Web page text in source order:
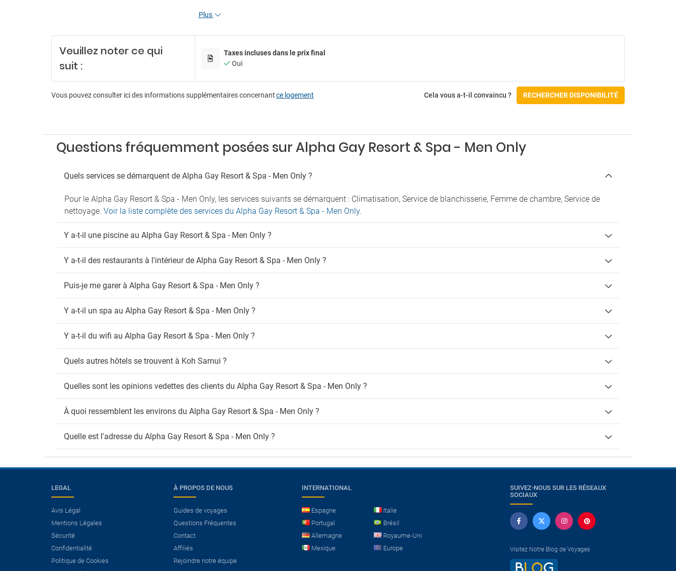
Discothèque / DJ
Karaoké
Parking
Fumeurs
Wi-Fi gratuit
Micro-onde
Salon de coiffure / Institut de beauté
Terrasse
Toilettes publiques
Bar
Bar de la piscine
Snack-bar
Plus
Veuillez noter ce qui
suit :
Taxes incluses dans le prix final
Oui
Vous pouvez consulter ici des informations supplémentaires concernantce logement Cela vous a-t-il convaincu ? RECHERCHER DISPONIBILITÉ
Questions fréquemment posées sur Alpha Gay Resort & Spa - Men Only
Quels services se démarquent de Alpha Gay Resort & Spa - Men Only ?
Pour le Alpha Gay Resort & Spa - Men Only, les services suivants se démarquent : Climatisation, Service de blanchisserie, Femme de chambre, Service de
nettoyage. Voir la liste complète des services du Alpha Gay Resort & Spa - Men Only.
Y a-t-il une piscine au Alpha Gay Resort & Spa - Men Only ?
Y a-t-il des restaurants à l'intérieur de Alpha Gay Resort & Spa - Men Only ?
Puis-je me garer à Alpha Gay Resort & Spa - Men Only ?
Y a-t-il un spa au Alpha Gay Resort & Spa - Men Only ?
Y a-t-il du wifi au Alpha Gay Resort & Spa - Men Only ?
Quels autres hôtels se trouvent à Koh Samui ?
Quelles sont les opinions vedettes des clients du Alpha Gay Resort & Spa - Men Only ?
À quoi ressemblent les environs du Alpha Gay Resort & Spa - Men Only ?
Quelle est l'adresse du Alpha Gay Resort & Spa - Men Only ?
Avez-vous besoin d’un
vol?
Voir les offres Vol+Hôtel.
LEGAL
Avis Légal
Mentions Légales
Sécurité
Confidentialité
Politique de Cookies
À PROPOS DE NOUS
Guides de voyages
Questions Fréquentes
Contact
Affiliés
Rejoindre notre équipe
INTERNATIONAL
Espagne
Italie
Portugal
Brésil
Allemagne
Royaume-Uni
Mexique
Europe
SUIVEZ-NOUS SUR LES RÉSEAUX
SOCIAUX
Visitez Notre Blog de Voyages